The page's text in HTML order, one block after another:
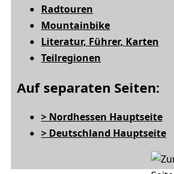
Radtouren
Mountainbike
Literatur, Führer, Karten
Teilregionen
Auf separaten Seiten:
> Nordhessen Hauptseite
> Deutschland Hauptseite